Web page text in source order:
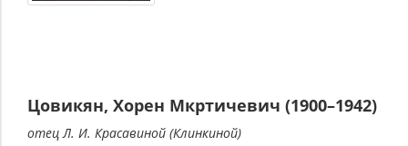
Цовикян, Хорен Мкртичевич (1900–1942)
отец Л. И. Красавиной (Клинкиной)